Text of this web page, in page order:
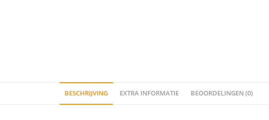
BESCHRIJVING EXTRA INFORMATIE BEOORDELINGEN (0)